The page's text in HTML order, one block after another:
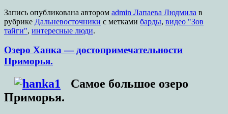
Запись опубликована автором admin Лапаева Людмила в
рубрике Дальневосточники с метками барды, видео "Зов
тайги", интересные люди.
Озеро Ханка — достопримечательности
Приморья.
Самое большое озеро
Приморья.